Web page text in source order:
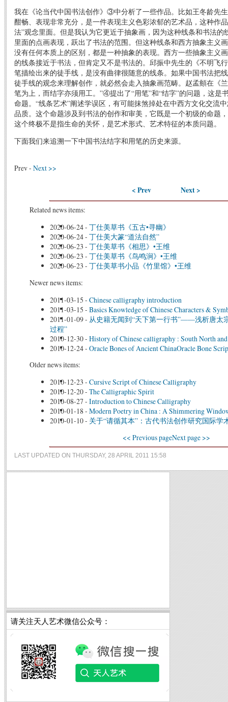
我在《论当代中国书法创作》③中分析了一些作品。比如王冬龄先
酣畅、表现非常充分，是一件表现主义色彩浓郁的艺术品，这种作
法”观念里面。但是我认为它更近于抽象画，因为这种线条和书法的
里面的点画表现，跃出了书法的范围。但这种线条和西方抽象主义
没有任何本质上的区别，都是一种抽象的表现。西方一些抽象主义
的线条接近于书法，但肯定又不是书法的。邱振中先生的《不明飞
笔描绘出来的徒手线，是没有曲律很随意的线条。如果中国书法把
徒手线的观念来理解创作，就必然会走入抽象画范畴。赵孟頫在《
笔为上，而结字亦须用工。”④提出了“用笔”和“结字”的问题，这是
命题。“线条艺术”阐述学误区，有可能抹煞掉处在中西方文化交流
品质。这个命题涉及到书法的创作和审美，它既是一个初级的命题
这个终极不是指生命的关怀，是艺术形式、艺术特征的本质问题。
下面我们来追溯一下中国书法结字和用笔的历史来源。
Prev - Next >>
< Prev Next >
Related news items:
2020-06-24- 丁仕美草书《五古•寻幽》
2020-06-24- 丁仕美大篆“道法自然”
2020-06-23 - 丁仕美草书《相思》•王维
2020-06-23 - 丁仕美草书《鸟鸣涧》•王维
2020-06-23 - 丁仕美草书小品《竹里馆》•王维
Newer news items:
2011-03-15 - Chinese calligraphy introduction
2011-03-15 - Basics Knowledge of Chinese Characters &
2011-01-09- 从史籍无闻到“天下第一行书”——浅析唐太
过程”
2010-12-30- History of Chinese calligraphy : South North
2010-12-24- Oracle Bones of Ancient ChinaOracle Bone
Older news items:
2010-12-23 - Cursive Script of Chinese Calligraphy
2010-12-20- The Calligraphic Spirit
2010-08-27 - Introduction to Chinese Calligraphy
2010-01-18 - Modern Poetry in China : A Shimmering
2010-01-10- 关于“请循其本”：古代书法创作研究国际学
<< Previous pageNext page >>
LAST UPDATED ON THURSDAY, 28 APRIL 2011 15:58
请关注天人艺术微信公众号：